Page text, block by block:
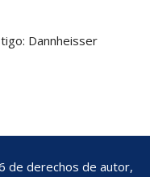
Dannheisser
de derechos de autor,